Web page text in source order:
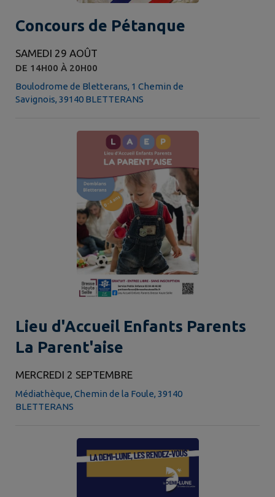
Concours de Pétanque
SAMEDI 29 AOÛT
DE 14H00 À 20H00
Boulodrome de Bletterans, 1 Chemin de
Savignois, 39140 BLETTERANS
Lieu d'Accueil Enfants Parents
La Parent'aise
MERCREDI 2 SEPTEMBRE
Médiathèque, Chemin de la Foule, 39140
BLETTERANS